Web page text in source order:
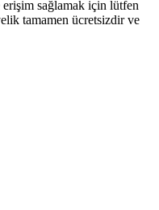
sağlamak için lütfen
tamamen ücretsizdir ve